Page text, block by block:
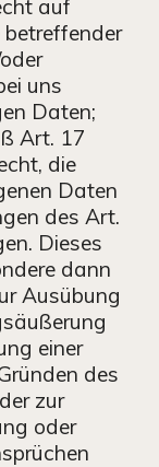
auf
betreffender
uns
Daten;
Art. 17
die
Daten
des Art.
Dieses
dann
Ausübung
einer
des
zur
oder